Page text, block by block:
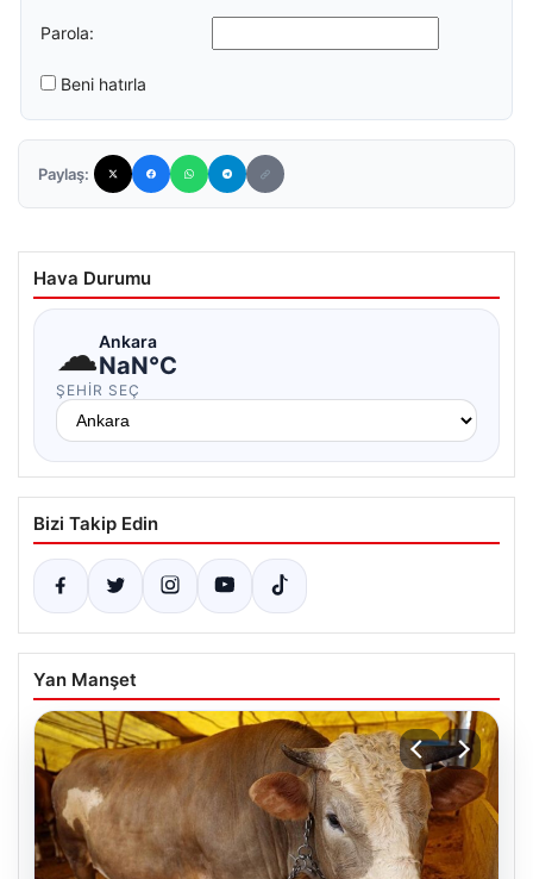
Parola:
Beni hatırla
Paylaş:
Hava Durumu
☁Ankara
NaN°C
ŞEHIR SEÇ
Bizi Takip Edin
Yan Manşet